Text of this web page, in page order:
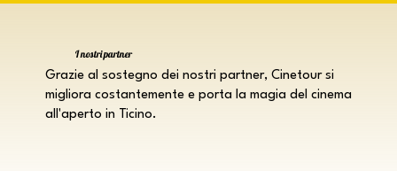
I nostri partner
Grazie al sostegno dei nostri partner, Cinetour si
migliora costantemente e porta la magia del cinema
all'aperto in Ticino.